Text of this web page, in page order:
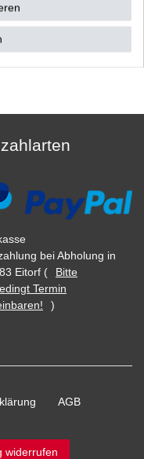
bei Abholung in
Eitorf (
Bitte
Termin
)
AGB
widerrufen